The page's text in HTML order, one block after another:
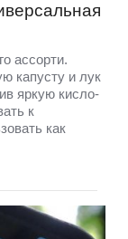
ассорти.
капусту и лук
яркую кисло-
к
как